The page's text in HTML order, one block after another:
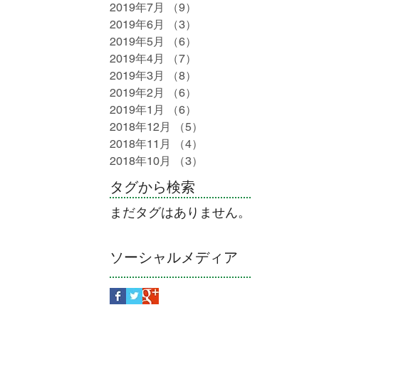
2019年7月
（9）
2019年6月
（3）
2019年5月
（6）
2019年4月
（7）
2019年3月
（8）
2019年2月
（6）
2019年1月
（6）
2018年12月
（5）
2018年11月
（4）
2018年10月
（3）
タグから検索
まだタグはありません。
ソーシャルメディア